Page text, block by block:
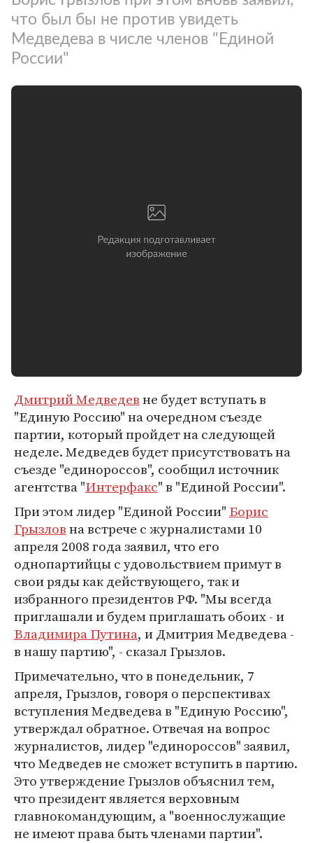
что был бы не против увидеть
Медведева в числе членов "Единой
России"
Дмитрий Медведевне будет вступать в
"Единую Россию" на очередном съезде
партии, который пройдет на следующей
неделе. Медведев будет присутствовать на
съезде "единороссов", сообщил источник
агентства "Интерфакс" в "Единой России".
При этом лидер "Единой России" Борис
Грызловна встрече с журналистами 10
апреля 2008 года заявил, что его
однопартийцы с удовольствием примут в
свои ряды как действующего, так и
избранного президентов РФ. "Мы всегда
приглашали и будем приглашать обоих - и
Владимира Путина, и Дмитрия Медведева -
в нашу партию", - сказал Грызлов.
Примечательно, что в понедельник, 7
апреля, Грызлов, говоря о перспективах
вступления Медведева в "Единую Россию",
утверждал обратное. Отвечая на вопрос
журналистов, лидер "единороссов" заявил,
что Медведев не сможет вступить в партию.
Это утверждение Грызлов объяснил тем,
что президент является верховным
главнокомандующим, а "военнослужащие
не имеют права быть членами партии".